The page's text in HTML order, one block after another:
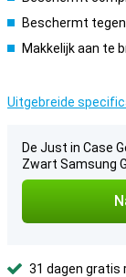
Beschermt
Makkelijk aan te
Uitgebreide
De Just in Case
Zwart Samsung
31 dagen gratis